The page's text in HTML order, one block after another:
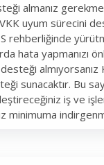
almanız
uyum sürecini
rehberliğinde
hata yapmanızı
almıyorsanız
sunacaktır. Bu
iş ve
minimuma